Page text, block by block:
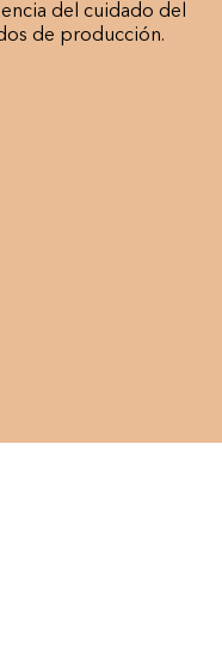
del cuidado del
de producción.